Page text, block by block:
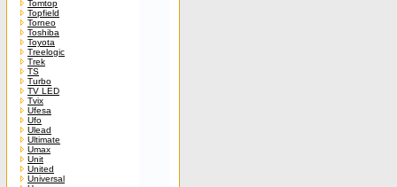
Tomtop
Topfield
Torneo
Toshiba
Toyota
Treelogic
Trek
TS
Turbo
TV LED
Tvix
Ufesa
Ufo
Ulead
Ultimate
Umax
Unit
United
Universal